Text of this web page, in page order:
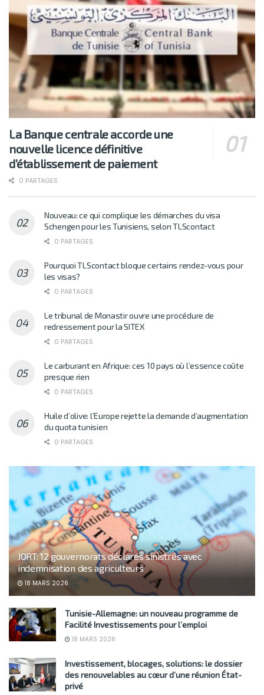
La Banque centrale accorde une
nouvelle licence définitive
d’établissement de paiement
0 PARTAGES
Nouveau: ce qui complique les démarches du visa
Schengen pour les Tunisiens, selon TLScontact
0 PARTAGES
Pourquoi TLScontact bloque certains rendez-vous pour
les visas?
0 PARTAGES
Le tribunal de Monastir ouvre une procédure de
redressement pour la SITEX
0 PARTAGES
Le carburant en Afrique: ces 10 pays où l’essence coûte
presque rien
0 PARTAGES
Huile d’olive: l’Europe rejette la demande d’augmentation
du quota tunisien
0 PARTAGES
JORT: 12 gouvernorats déclarés sinistrés avec
indemnisation des agriculteurs
18 MARS 2026
Tunisie-Allemagne: un nouveau programme de
Facilité Investissements pour l’emploi
18 MARS 2026
Investissement, blocages, solutions: le dossier
des renouvelables au cœur d’une réunion État-
privé